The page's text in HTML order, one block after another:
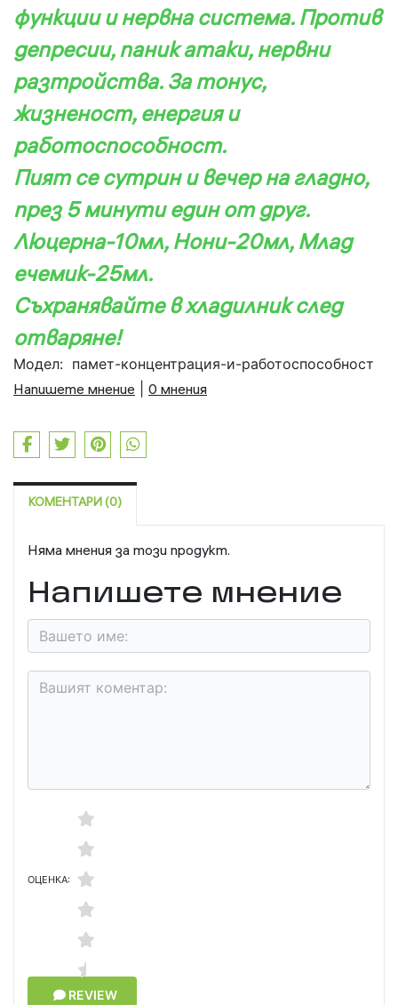
функции и нервна система. Против
депресии, паник атаки, нервни
разтройства. За тонус,
жизненост, енергия и
работоспособност.
Пият се сутрин и вечер на гладно,
през 5 минути един от друг.
Люцерна-10мл, Нони-20мл, Млад
ечемик-25мл.
Съхранявайте в хладилник след
отваряне!
Модел: памет-концентрация-и-работоспособност
Напишете мнение
0 мнения
КОМЕНТАРИ (0)
Няма мнения за този продукт.
Напишете мнение
ОЦЕНКА:
REVIEW